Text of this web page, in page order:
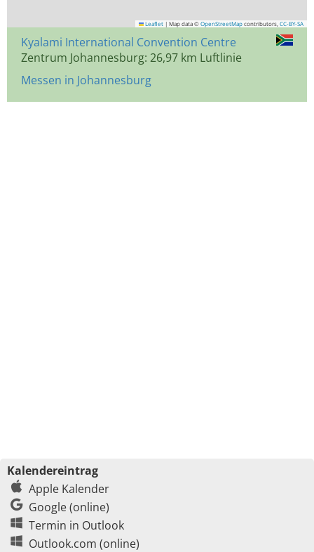
Leaflet | Map data © OpenStreetMap contributors, CC-BY-SA
Kyalami International Convention Centre
Zentrum Johannesburg: 26,97 km Luftlinie
Messen in Johannesburg
Kalendereintrag
Apple Kalender
Google (online)
Termin in Outlook
Outlook.com (online)